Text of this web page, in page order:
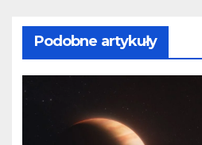
Podobne artykuły